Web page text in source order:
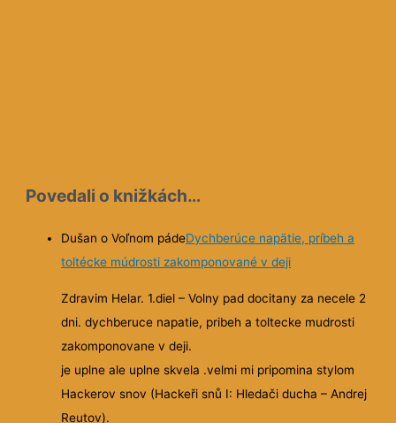
Povedali o knižkách…
Dušan o Voľnom pádeDychberúce napätie, príbeh a
toltécke múdrosti zakomponované v deji
Zdravim Helar. 1.diel – Volny pad docitany za necele 2
dni. dychberuce napatie, pribeh a toltecke mudrosti
zakomponovane v deji.
je uplne ale uplne skvela .velmi mi pripomina stylom
Hackerov snov (Hackeři snů I: Hledači ducha – Andrej
Reutov).